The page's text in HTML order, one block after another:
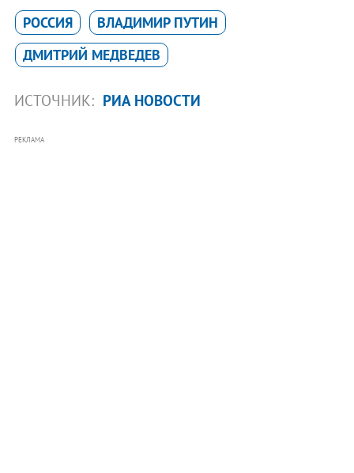
РОССИЯ
ВЛАДИМИР ПУТИН
ДМИТРИЙ МЕДВЕДЕВ
ИСТОЧНИК: РИА НОВОСТИ
РЕКЛАМА